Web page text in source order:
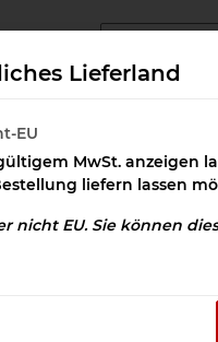
Lieferland
EU
MwSt. anzeigen
liefern lassen
nicht EU. Sie können